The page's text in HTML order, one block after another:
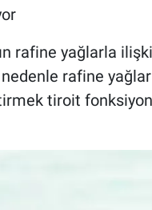
rafine yağlarla
rafine
tiroit